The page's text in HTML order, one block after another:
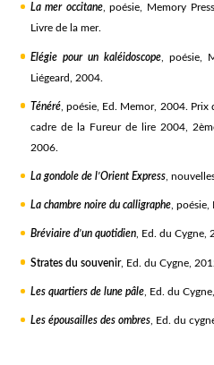
La mer occitane, poésie, Memory
Livre de la mer.
Elégie pour un kaléidoscope, poésie,
Liégeard, 2004.
Ténéré, poésie, Ed. Memor, 2004. Prix
cadre de la Fureur de lire 2004,
2006.
La gondole de l’Orient Express,
La chambre noire du calligraphe, poésie,
Bréviaire d’un quotidien, Ed. du Cygne,
Strates du souvenir, Ed. du Cygne,
Les quartiers de lune pâle, Ed. du
Les épousailles des ombres, Ed. du